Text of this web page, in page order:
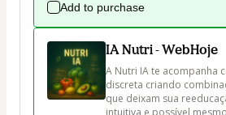
Add to purchase
IA Nutri - WebHoje
A Nutri IA te acompanha
discreta criando
que deixam sua